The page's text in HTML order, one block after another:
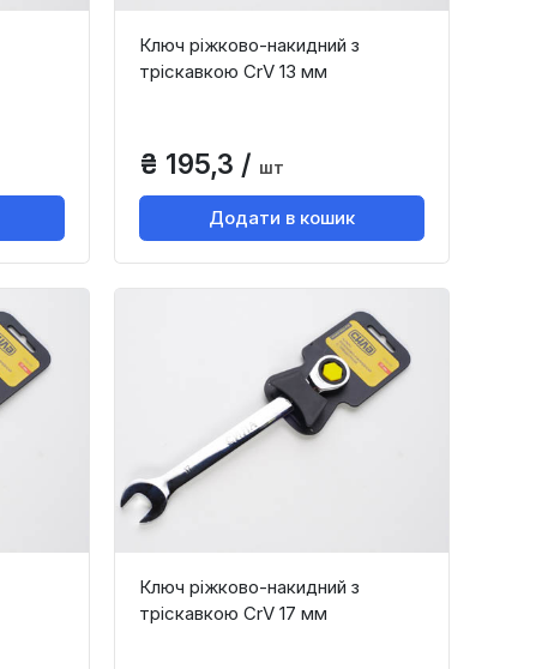
Ключ ріжково-накидний з
тріскавкою CrV 13 мм
₴ 195,3 / шт
Додати в кошик
Ключ ріжково-накидний з
тріскавкою CrV 17 мм